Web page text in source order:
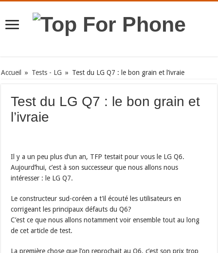
Accueil » Tests - LG » Test du LG Q7 : le bon grain et l’ivraie
Test du LG Q7 : le bon grain et
l’ivraie
Il y a un peu plus d’un an, TFP testait pour vous le LG Q6.
Aujourd’hui, c’est à son successeur que nous allons nous
intéresser : le LG Q7.
Le constructeur sud-coréen a t’il écouté les utilisateurs en
corrigeant les principaux défauts du Q6?
C’est ce que nous allons notamment voir ensemble tout au long
de cet article de test.
La première chose que l’on reprochait au Q6, c’est son prix trop